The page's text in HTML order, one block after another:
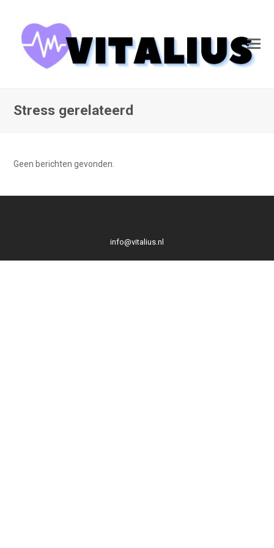
Stress gerelateerd
Geen berichten gevonden.
info@vitalius.nl